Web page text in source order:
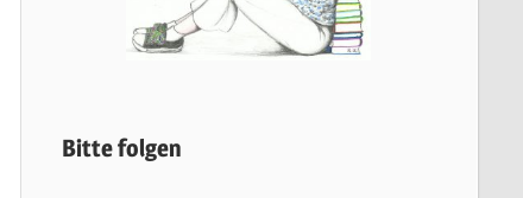
Bitte folgen